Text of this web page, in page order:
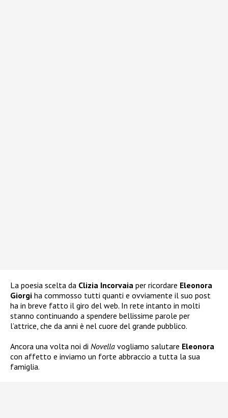
La poesia scelta da Clizia Incorvaia per ricordare Eleonora
Giorgi ha commosso tutti quanti e ovviamente il suo post
ha in breve fatto il giro del web. In rete intanto in molti
stanno continuando a spendere bellissime parole per
l’attrice, che da anni è nel cuore del grande pubblico.
Ancora una volta noi di Novella vogliamo salutare Eleonora
con affetto e inviamo un forte abbraccio a tutta la sua
famiglia.